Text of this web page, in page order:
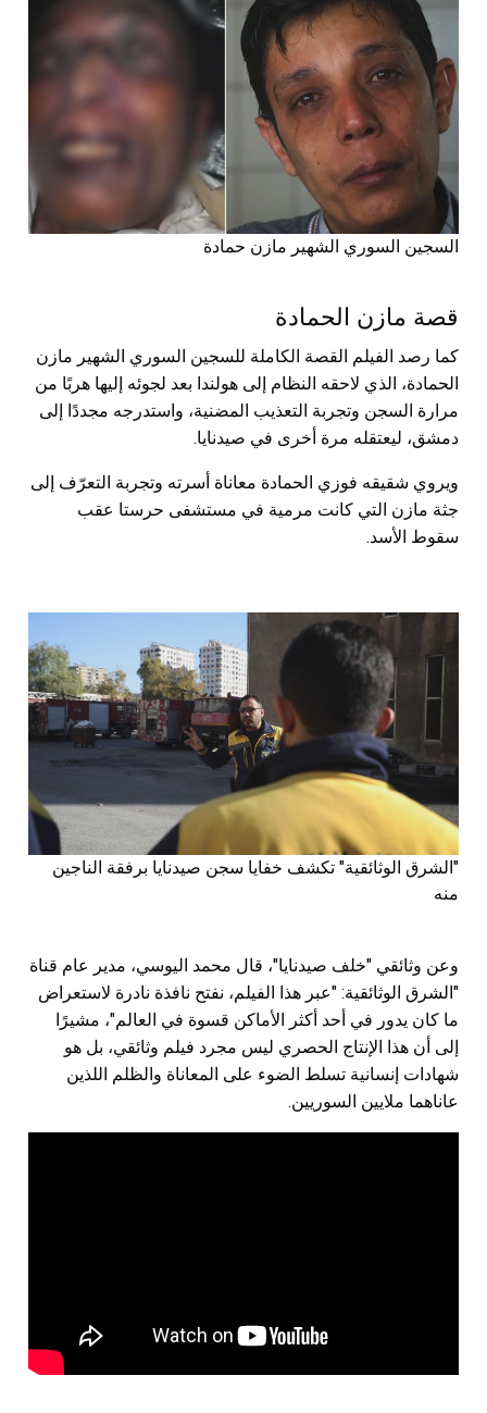
السجين السوري الشهير مازن حمادة
قصة مازن الحمادة
كما رصد الفيلم القصة الكاملة للسجين السوري الشهير مازن
الحمادة، الذي لاحقه النظام إلى هولندا بعد لجوئه إليها هربًا من
مرارة السجن وتجربة التعذيب المضنية، واستدرجه مجددًا إلى
دمشق، ليعتقله مرة أخرى في صيدنايا.
ويروي شقيقه فوزي الحمادة معاناة أسرته وتجربة التعرّف إلى
جثة مازن التي كانت مرمية في مستشفى حرستا عقب
سقوط الأسد.
"الشرق الوثائقية" تكشف خفايا سجن صيدنايا برفقة الناجين
منه
وعن وثائقي "خلف صيدنايا"، قال محمد اليوسي، مدير عام قناة
"الشرق الوثائقية: "عبر هذا الفيلم، نفتح نافذة نادرة لاستعراض
ما كان يدور في أحد أكثر الأماكن قسوة في العالم"، مشيرًا
إلى أن هذا الإنتاج الحصري ليس مجرد فيلم وثائقي، بل هو
شهادات إنسانية تسلط الضوء على المعاناة والظلم اللذين
عاناهما ملايين السوريين.